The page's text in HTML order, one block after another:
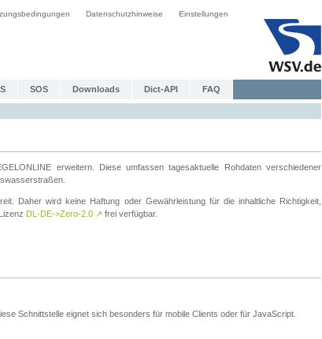
Datenschutzhinweise Einstellungen
SOS Downloads Dict-API FAQ
erweitern. Diese umfassen tagesaktuelle Rohdaten verschiedener
Daher wird keine Haftung oder Gewährleistung für die inhaltliche Richtigkeit,
DL-DE->Zero-2.0 ↗ frei verfügbar.
Schnittstelle eignet sich besonders für mobile Clients oder für JavaScript.